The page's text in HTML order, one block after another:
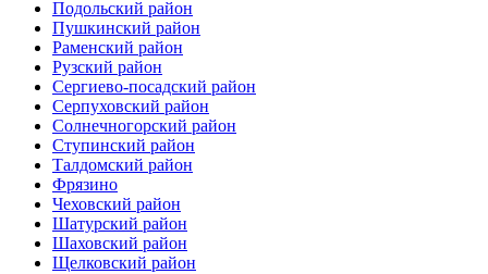
Подольский район
Пушкинский район
Раменский район
Рузский район
Сергиево-посадский район
Серпуховский район
Солнечногорский район
Ступинский район
Талдомский район
Фрязино
Чеховский район
Шатурский район
Шаховский район
Щелковский район